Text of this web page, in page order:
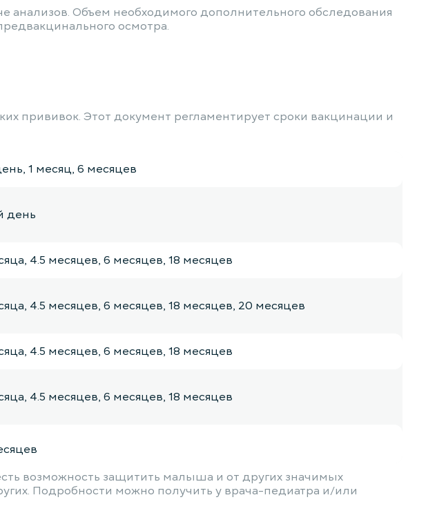
Объем необходимого дополнительного обследования
осмотра.
прививок. Этот документ регламентирует сроки вакцинации и
1 месяц, 6 месяцев
день
4.5 месяцев, 6 месяцев, 18 месяцев
4.5 месяцев, 6 месяцев, 18 месяцев, 20 месяцев
4.5 месяцев, 6 месяцев, 18 месяцев
4.5 месяцев, 6 месяцев, 18 месяцев
возможность защитить малыша и от других значимых
Подробности можно получить у врача-педиатра и/или